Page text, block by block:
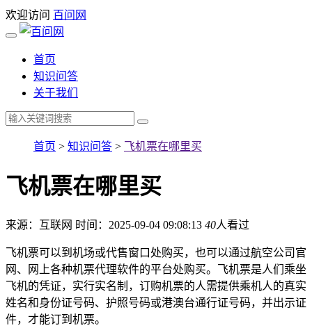
欢迎访问 百问网
首页
知识问答
关于我们
首页 > 知识问答 > 飞机票在哪里买
飞机票在哪里买
来源：互联网 时间：2025-09-04 09:08:13 40人看过
飞机票可以到机场或代售窗口处购买，也可以通过航空公司官
网、网上各种机票代理软件的平台处购买。飞机票是人们乘坐
飞机的凭证，实行实名制，订购机票的人需提供乘机人的真实
姓名和身份证号码、护照号码或港澳台通行证号码，并出示证
件，才能订到机票。